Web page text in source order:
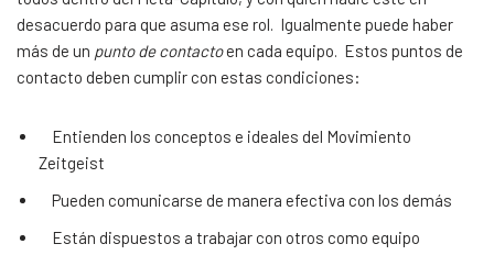
desacuerdo para que asuma ese rol. Igualmente puede haber
más de un punto de contactoen cada equipo. Estos puntos de
contacto deben cumplir con estas condiciones:
Entienden los conceptos e ideales del Movimiento
Zeitgeist
Pueden comunicarse de manera efectiva con los demás
Están dispuestos a trabajar con otros como equipo